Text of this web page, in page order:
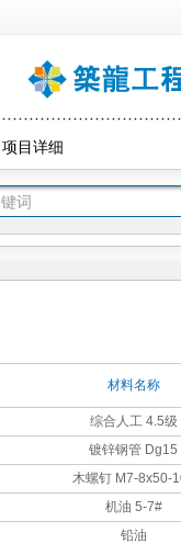
项目详细
材料名称
综合人工 4.5级
镀锌钢管 Dg15
木螺钉 M7-8x50-
机油 5-7#
铅油